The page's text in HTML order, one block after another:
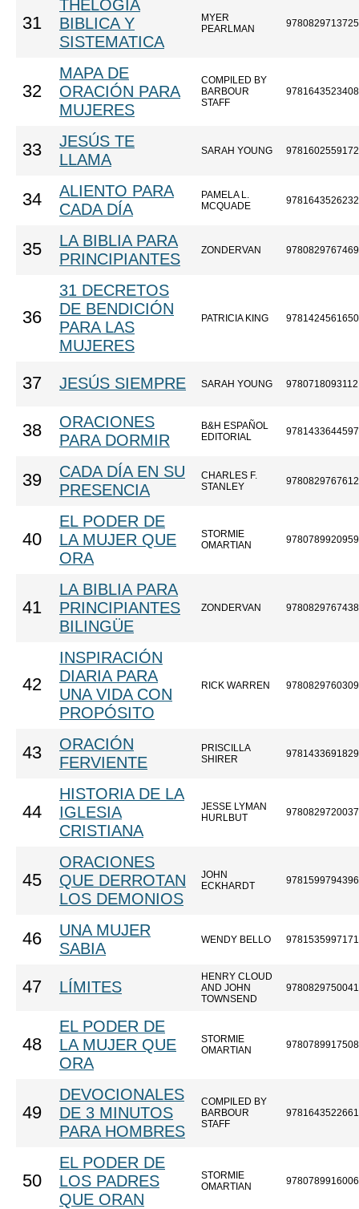
31
THELOGIA
BIBLICA Y
SISTEMATICA
MYER
PEARLMAN
9780829713725
32
MAPA DE
ORACIÓN PARA
MUJERES
COMPILED BY
BARBOUR
STAFF
9781643523408
33
JESÚS TE
LLAMA
SARAH YOUNG 9781602559172
34
ALIENTO PARA
CADA DÍA
PAMELA L.
MCQUADE
9781643526232
35
LA BIBLIA PARA
PRINCIPIANTES
ZONDERVAN 9780829767469
36
31 DECRETOS
DE BENDICIÓN
PARA LAS
MUJERES
PATRICIA KING 9781424561650
37 JESÚS SIEMPRE SARAH YOUNG 9780718093112
38
ORACIONES
PARA DORMIR
B&H ESPAÑOL
EDITORIAL
9781433644597
39
CADA DÍA EN SU
PRESENCIA
CHARLES F.
STANLEY
9780829767612
40
EL PODER DE
LA MUJER QUE
ORA
STORMIE
OMARTIAN
9780789920959
41
LA BIBLIA PARA
PRINCIPIANTES
BILINGÜE
ZONDERVAN 9780829767438
42
INSPIRACIÓN
DIARIA PARA
UNA VIDA CON
PROPÓSITO
RICK WARREN 9780829760309
43
ORACIÓN
FERVIENTE
PRISCILLA
SHIRER
9781433691829
44
HISTORIA DE LA
IGLESIA
CRISTIANA
JESSE LYMAN
HURLBUT
9780829720037
45
ORACIONES
QUE DERROTAN
LOS DEMONIOS
JOHN
ECKHARDT
9781599794396
46
UNA MUJER
SABIA
WENDY BELLO 9781535997171
47 LÍMITES
HENRY CLOUD
AND JOHN
TOWNSEND
9780829750041
48
EL PODER DE
LA MUJER QUE
ORA
STORMIE
OMARTIAN
9780789917508
49
DEVOCIONALES
DE 3 MINUTOS
PARA HOMBRES
COMPILED BY
BARBOUR
STAFF
9781643522661
50
EL PODER DE
LOS PADRES
QUE ORAN
STORMIE
OMARTIAN
9780789916006